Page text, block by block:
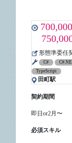
形態準委任
C#
TypeScript
田町駅
契約期間
即日or2月〜
必須スキル